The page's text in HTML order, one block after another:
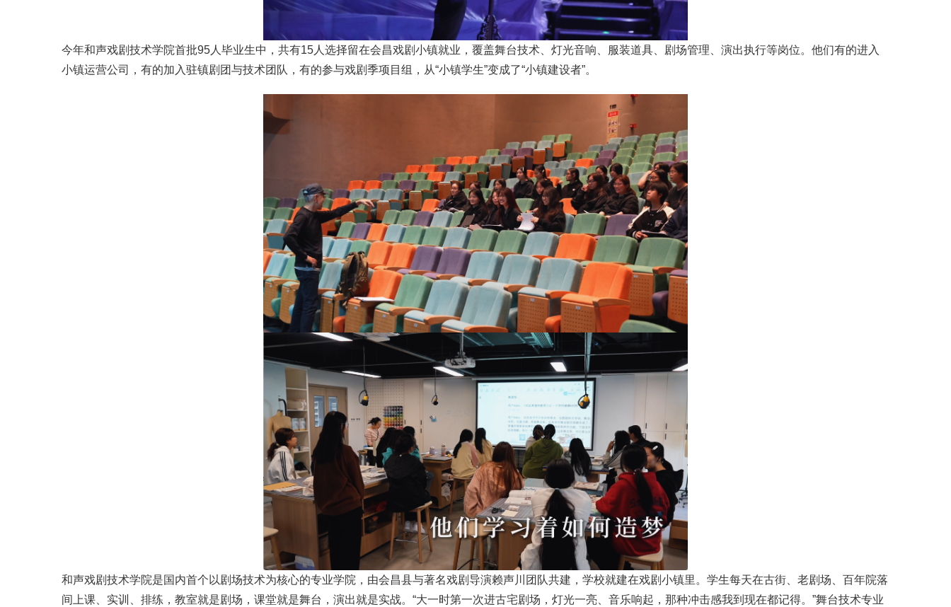
今年和声戏剧技术学院首批95人毕业生中，共有15人选择留在会昌戏剧小镇就业，覆盖舞台技术、灯光音响、服装道具、剧场管理、演出执行等岗位。他们有的进入
小镇运营公司，有的加入驻镇剧团与技术团队，有的参与戏剧季项目组，从“小镇学生”变成了“小镇建设者”。
和声戏剧技术学院是国内首个以剧场技术为核心的专业学院，由会昌县与著名戏剧导演赖声川
团队共建，学校就建在戏剧小镇里。学生每天在古街、老剧场、百年院落
间上课、实训、排练，教室就是剧场，课堂就是舞台，演出就是实战。“大一时第一次进古宅剧场，灯光一亮、音乐响起，那种冲击感我到现在都记得。”舞台技术专业